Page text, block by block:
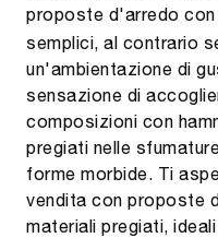
proposte d'arredo con
semplici, al contrario
un'ambientazione di
sensazione di
composizioni con
pregiati nelle
forme morbide. Ti
vendita con proposte
materiali pregiati,